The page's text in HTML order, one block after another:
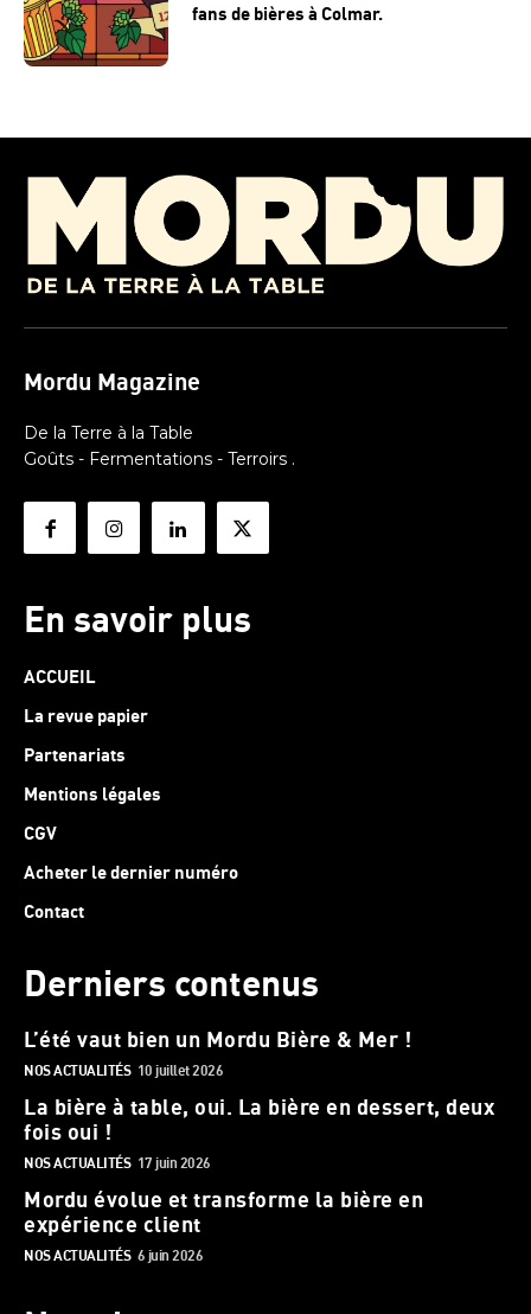
fans de bières à Colmar.
Mordu Magazine
De la Terre à la Table
Goûts - Fermentations - Terroirs .
En savoir plus
ACCUEIL
La revue papier
Partenariats
Mentions légales
CGV
Acheter le dernier numéro
Contact
Derniers contenus
L’été vaut bien un Mordu Bière & Mer !
NOS ACTUALITÉS 10 juillet 2026
La bière à table, oui. La bière en dessert, deux
fois oui !
NOS ACTUALITÉS 17 juin 2026
Mordu évolue et transforme la bière en
expérience client
NOS ACTUALITÉS 6 juin 2026